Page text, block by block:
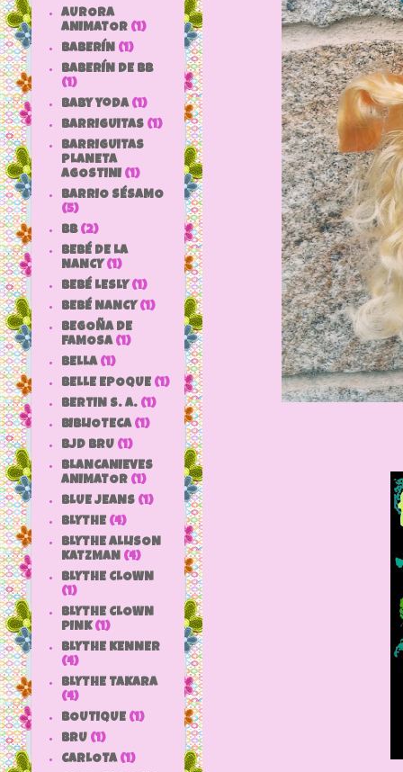
AURORA
ANIMATOR (1)
BABERÍN (1)
BABERÍN DE BB
(1)
baby yoda (1)
BARRIGUITAS (1)
BARRIGUITAS
PLANETA
AGOSTINI (1)
BARRIO SÉSAMO
(5)
bb (2)
BEBÉ DE LA
NANCY (1)
BEBÉ LESLY (1)
BEBÉ NANCY (1)
BEGOÑA DE
FAMOSA (1)
BELLA (1)
BELLE EPOQUE (1)
BERTIN S. A. (1)
BIBLIOTECA (1)
BJD BRU (1)
BLANCANIEVES
ANIMATOR (1)
BLUE JEANS (1)
BLYTHE (4)
BLYTHE ALLISON
KATZMAN (4)
BLYTHE CLOWN
(1)
BLYTHE CLOWN
PINK (1)
BLYTHE KENNER
(4)
BLYTHE TAKARA
(4)
BOUTIQUE (1)
BRU (1)
CARLOTA (1)